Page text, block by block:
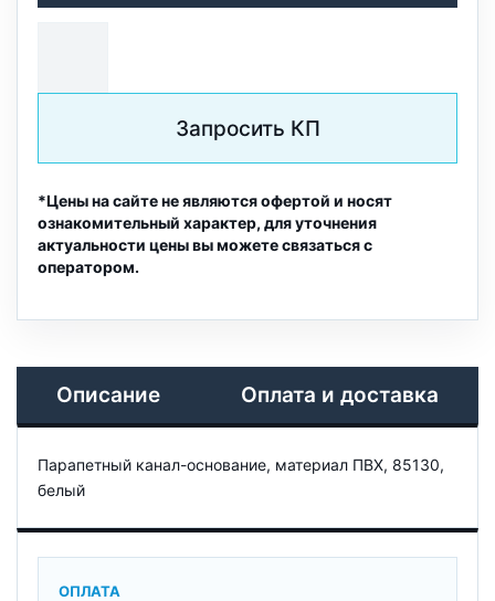
Запросить КП
*Цены на сайте не являются офертой и носят
ознакомительный характер, для уточнения
актуальности цены вы можете связаться с
оператором.
Описание Оплата и доставка
Парапетный канал-основание, материал ПВХ, 85130,
белый
ОПЛАТА